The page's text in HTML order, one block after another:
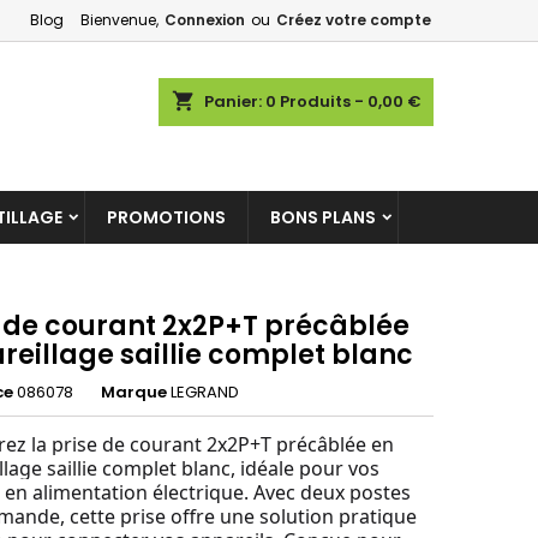
Bienvenue, Connexion ou Créez votre compte
Blog
shopping_cart Panier: 0 Produits - 0,00 €
PROMOTIONS BONS PLANS
de courant 2x2P+T précâblée
saillie complet blanc
086078 MarqueLEGRAND
la prise de courant 2x2P+T précâblée en
saillie complet blanc, idéale pour vos
en alimentation électrique. Avec deux postes
cette prise offre une solution pratique